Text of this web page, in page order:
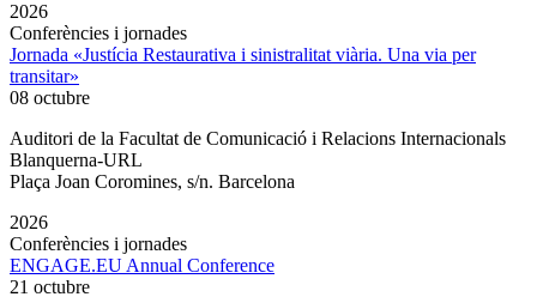
2026
Conferències i jornades
Jornada «Justícia Restaurativa i sinistralitat viària. Una via per
transitar»
08 octubre
Auditori de la Facultat de Comunicació i Relacions Internacionals
Blanquerna-URL
Plaça Joan Coromines, s/n. Barcelona
2026
Conferències i jornades
ENGAGE.EU Annual Conference
21 octubre